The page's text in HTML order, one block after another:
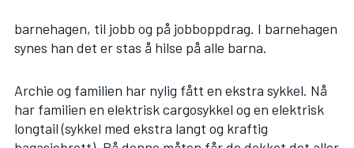
barnehagen, til jobb og på jobboppdrag. I barnehagen
synes han det er stas å hilse på alle barna.
Archie og familien har nylig fått en ekstra sykkel. Nå
har familien en elektrisk cargosykkel og en elektrisk
longtail (sykkel med ekstra langt og kraftig